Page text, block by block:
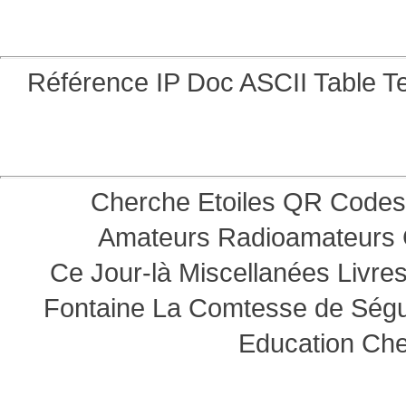
Référence IP Doc ASCII Table
Cherche Etoiles QR Codes
Amateurs Radioamateurs
Ce Jour-là Miscellanées
Fontaine La Comtesse de
Education